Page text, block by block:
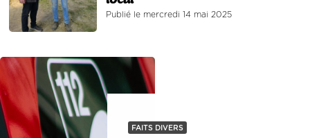
Publié le mercredi 14 mai 2025
FAITS DIVERS